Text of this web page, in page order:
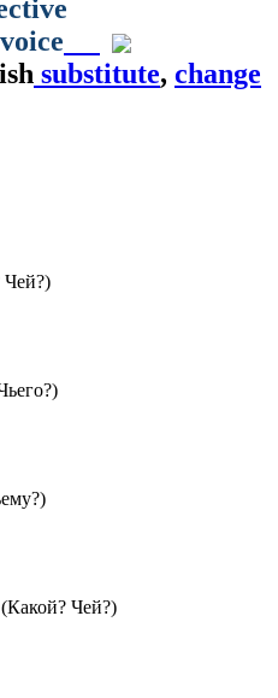
substitute, change
Чей?)